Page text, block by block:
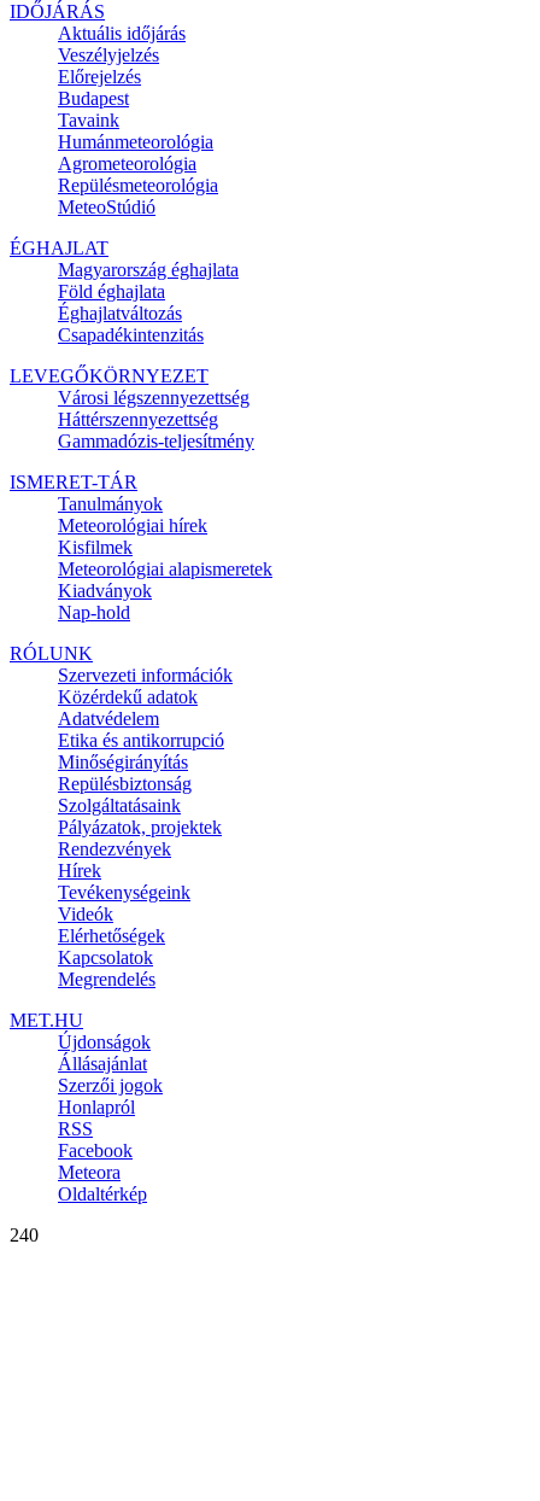
IDŐJÁRÁS
Aktuális időjárás
Veszélyjelzés
Előrejelzés
Budapest
Tavaink
Humánmeteorológia
Agrometeorológia
Repülésmeteorológia
MeteoStúdió
ÉGHAJLAT
Magyarország éghajlata
Föld éghajlata
Éghajlatváltozás
Csapadékintenzitás
LEVEGŐKÖRNYEZET
Városi légszennyezettség
Háttérszennyezettség
Gammadózis-teljesítmény
ISMERET-TÁR
Tanulmányok
Meteorológiai hírek
Kisfilmek
Meteorológiai alapismeretek
Kiadványok
Nap-hold
RÓLUNK
Szervezeti információk
Közérdekű adatok
Adatvédelem
Etika és antikorrupció
Minőségirányítás
Repülésbiztonság
Szolgáltatásaink
Pályázatok, projektek
Rendezvények
Hírek
Tevékenységeink
Videók
Elérhetőségek
Kapcsolatok
Megrendelés
MET.HU
Újdonságok
Állásajánlat
Szerzői jogok
Honlapról
RSS
Facebook
Meteora
Oldaltérkép
240